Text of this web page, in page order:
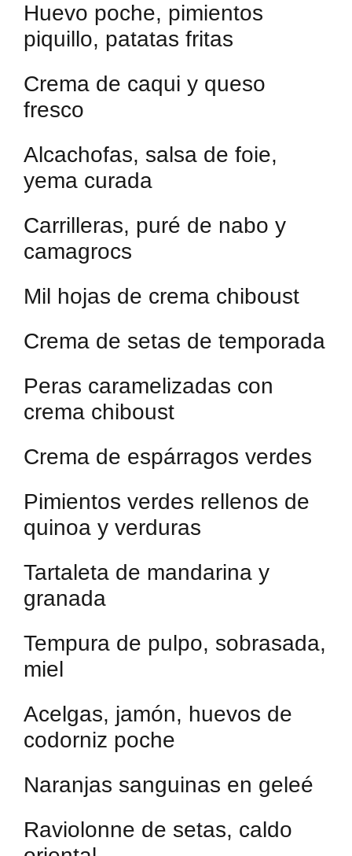
Huevo poche, pimientos
piquillo, patatas fritas
Crema de caqui y queso
fresco
Alcachofas, salsa de foie,
yema curada
Carrilleras, puré de nabo y
camagrocs
Mil hojas de crema chiboust
Crema de setas de temporada
Peras caramelizadas con
crema chiboust
Crema de espárragos verdes
Pimientos verdes rellenos de
quinoa y verduras
Tartaleta de mandarina y
granada
Tempura de pulpo, sobrasada,
miel
Acelgas, jamón, huevos de
codorniz poche
Naranjas sanguinas en geleé
Raviolonne de setas, caldo